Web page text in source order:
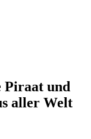
Piraat und
aller Welt